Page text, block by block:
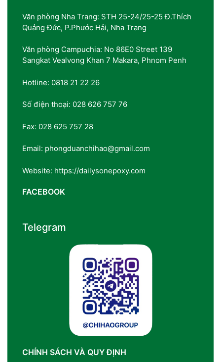
Văn phòng Nha Trang: STH 25-24/25-25 Đ.Thích
Quảng Đức, P.Phước Hải, Nha Trang
Văn phòng Campuchia: No 86E0 Street 139
Sangkat Vealvong Khan 7 Makara, Phnom Penh
Hotline: 0818 21 22 26
Số điện thoại: 028 626 757 76
Fax: 028 625 757 28
Email: phongduanchihao@gmail.com
Website: https://dailysonepoxy.com
FACEBOOK
Telegram
CHÍNH SÁCH VÀ QUY ĐỊNH